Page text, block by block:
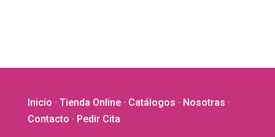
Inicio · Tienda Online· Catálogos · Nosotras ·
Contacto · Pedir Cita